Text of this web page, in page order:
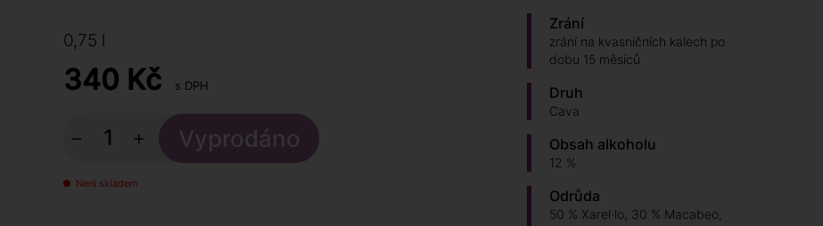
0,75 l
340 Kč s DPH
− +
Není skladem
Zrání
zrání na kvasničních kalech po
dobu 15 měsíců
Druh
Cava
Obsah alkoholu
12 %
Odrůda
50 % Xarel·lo, 30 % Macabeo,